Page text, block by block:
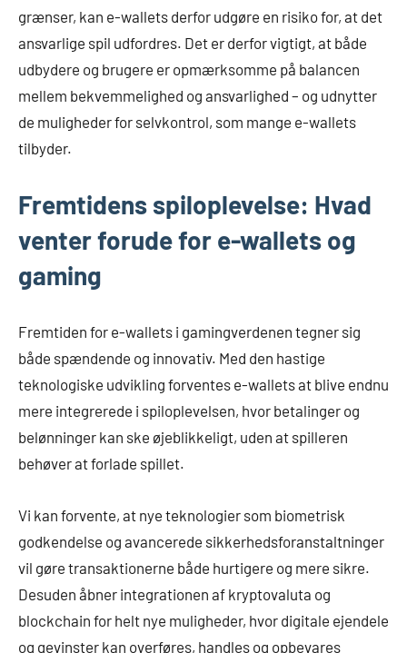
grænser, kan e-wallets derfor udgøre en risiko for, at det
ansvarlige spil udfordres. Det er derfor vigtigt, at både
udbydere og brugere er opmærksomme på balancen
mellem bekvemmelighed og ansvarlighed – og udnytter
de muligheder for selvkontrol, som mange e-wallets
tilbyder.
Fremtidens spiloplevelse: Hvad
venter forude for e-wallets og
gaming
Fremtiden for e-wallets i gamingverdenen tegner sig
både spændende og innovativ. Med den hastige
teknologiske udvikling forventes e-wallets at blive endnu
mere integrerede i spiloplevelsen, hvor betalinger og
belønninger kan ske øjeblikkeligt, uden at spilleren
behøver at forlade spillet.
Vi kan forvente, at nye teknologier som biometrisk
godkendelse og avancerede sikkerhedsforanstaltninger
vil gøre transaktionerne både hurtigere og mere sikre.
Desuden åbner integrationen af kryptovaluta og
blockchain for helt nye muligheder, hvor digitale ejendele
og gevinster kan overføres, handles og opbevares